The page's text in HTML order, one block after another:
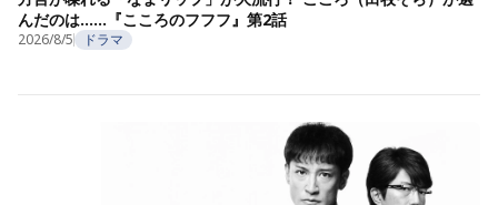
んだのは……『こころのフフフ』第2話
2026/8/5 ドラマ